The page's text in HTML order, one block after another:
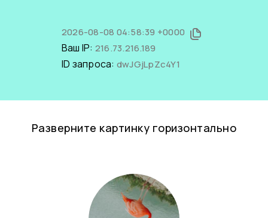
2026-08-08 04:58:39 +0000
Ваш IP: 216.73.216.189
ID запроса: dwJGjLpZc4Y1
Разверните картинку горизонтально